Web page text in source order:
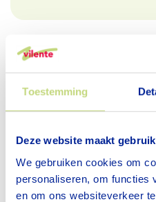
Toestemming
Deze website maakt
We gebruiken cookies om
personaliseren, om functies
en om ons websiteverkeer
je
kussen'
Kent u de podcast ‘Mag
podcast hoort u nieuwe
inspirerende
In 6 afleveringen wordt
over de grenzen van de
over